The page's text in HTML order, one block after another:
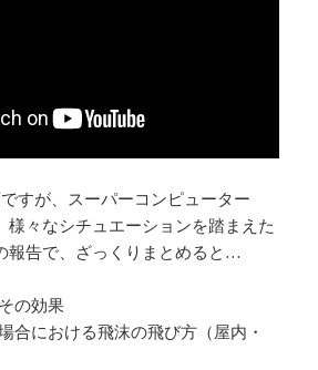
すが、スーパーコンピューター
様々なシチュエーションを踏まえた
報告で、ざっくりまとめると…
の効果
合における飛沫の飛び方（屋内・